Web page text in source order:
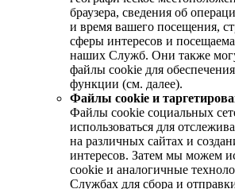
браузера, сведения об
и время вашего посещения,
сферы интересов и
наших Служб. Они также
файлы cookie для
функции (см. далее).
Файлы cookie и
Файлы cookie социальных
использоваться для
на различных сайтах и
интересов. Затем мы можем
cookie и аналогичные
Службах для сбора и